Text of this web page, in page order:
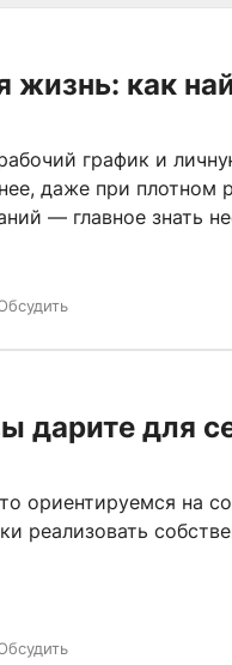
жизнь: как
график и
даже при плотном
— главное знать
дарите для
ориентируемся на
реализовать